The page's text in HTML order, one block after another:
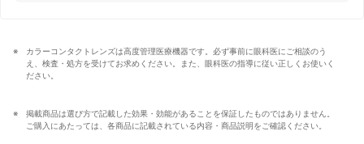
カラーコンタクトレンズは高度管理医療機器です。必ず事前に眼科医にご相談のう
え、検査・処方を受けてお求めください。また、眼科医の指導に従い正しくお使いく
ださい。
掲載商品は選び方で記載した効果・効能があることを保証したものではありません。
ご購入にあたっては、各商品に記載されている内容・商品説明をご確認ください。